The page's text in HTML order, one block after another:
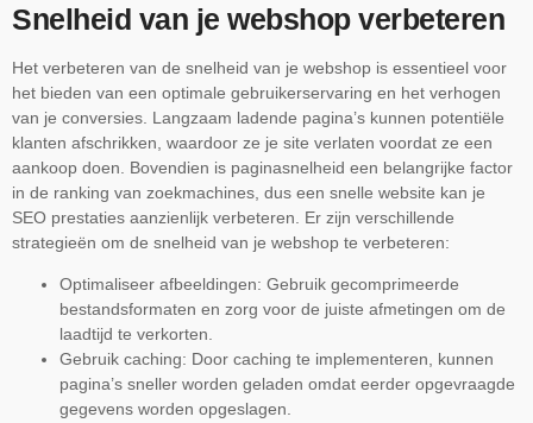
Snelheid van je webshop verbeteren
Het verbeteren van de snelheid van je webshop is essentieel voor
het bieden van een optimale gebruikerservaring en het verhogen
van je conversies. Langzaam ladende pagina’s kunnen potentiële
klanten afschrikken, waardoor ze je site verlaten voordat ze een
aankoop doen. Bovendien is paginasnelheid een belangrijke factor
in de ranking van zoekmachines, dus een snelle website kan je
SEO prestaties aanzienlijk verbeteren. Er zijn verschillende
strategieën om de snelheid van je webshop te verbeteren:
Optimaliseer afbeeldingen: Gebruik gecomprimeerde
bestandsformaten en zorg voor de juiste afmetingen om de
laadtijd te verkorten.
Gebruik caching: Door caching te implementeren, kunnen
pagina’s sneller worden geladen omdat eerder opgevraagde
gegevens worden opgeslagen.